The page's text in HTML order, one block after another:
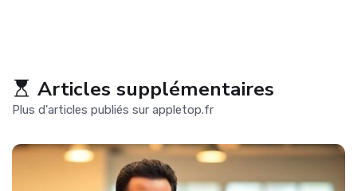
Articles supplémentaires
Plus d'articles publiés sur appletop.fr